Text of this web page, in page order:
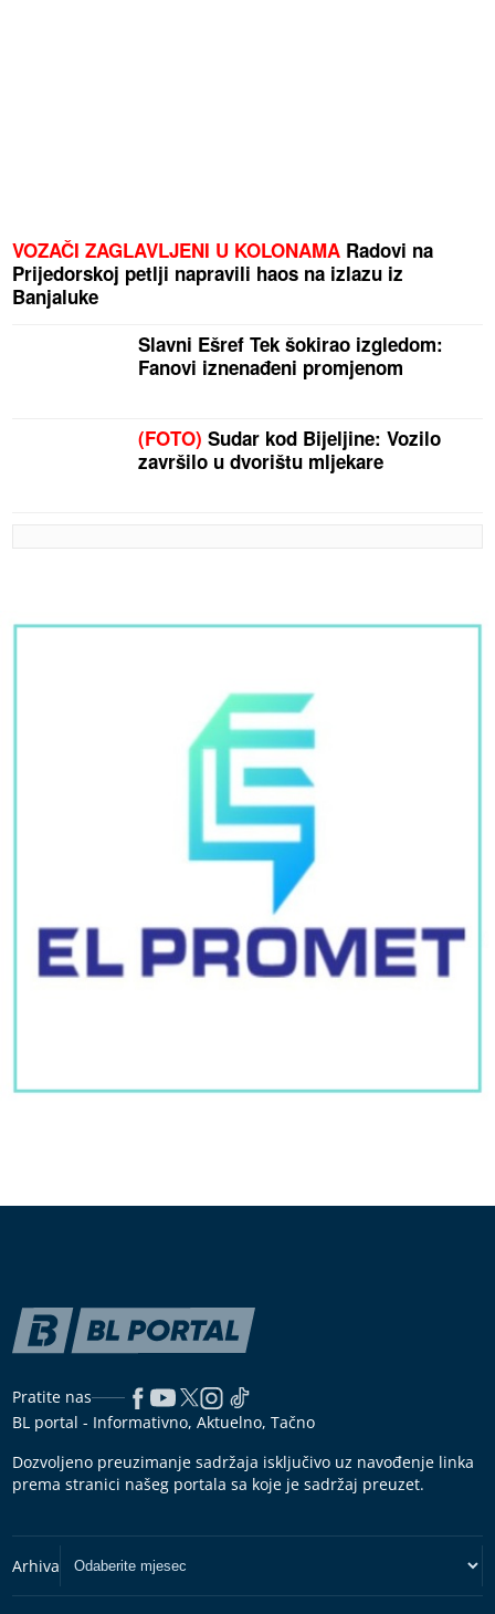
VOZAČI ZAGLAVLJENI U KOLONAMA Radovi na
Prijedorskoj petlji napravili haos na izlazu iz
Banjaluke
Slavni Ešref Tek šokirao izgledom:
Fanovi iznenađeni promjenom
(FOTO) Sudar kod Bijeljine: Vozilo
završilo u dvorištu mljekare
Pratite nas
BL portal - Informativno, Aktuelno, Tačno
Dozvoljeno preuzimanje sadržaja isključivo uz navođenje linka
prema stranici našeg portala sa koje je sadržaj preuzet.